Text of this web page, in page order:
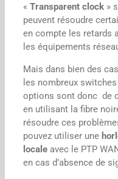
« Transparent clock »
peuvent résoudre
en compte les retards
les équipements
Mais dans bien des
les nombreux
options sont donc de
en utilisant la fibre
résoudre ces
pouvez utiliser une
locale avec le PTP
en cas d’absence de